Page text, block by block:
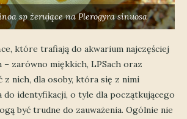
spżerujące naPlerogyra sinuosa
które trafiają do akwarium najczęściej
zarówno miękkich, LPSach oraz
z nich, dla osoby, która się z nimi
do identyfikacji, o tyle dla początkującego
być trudne do zauważenia. Ogólnie nie